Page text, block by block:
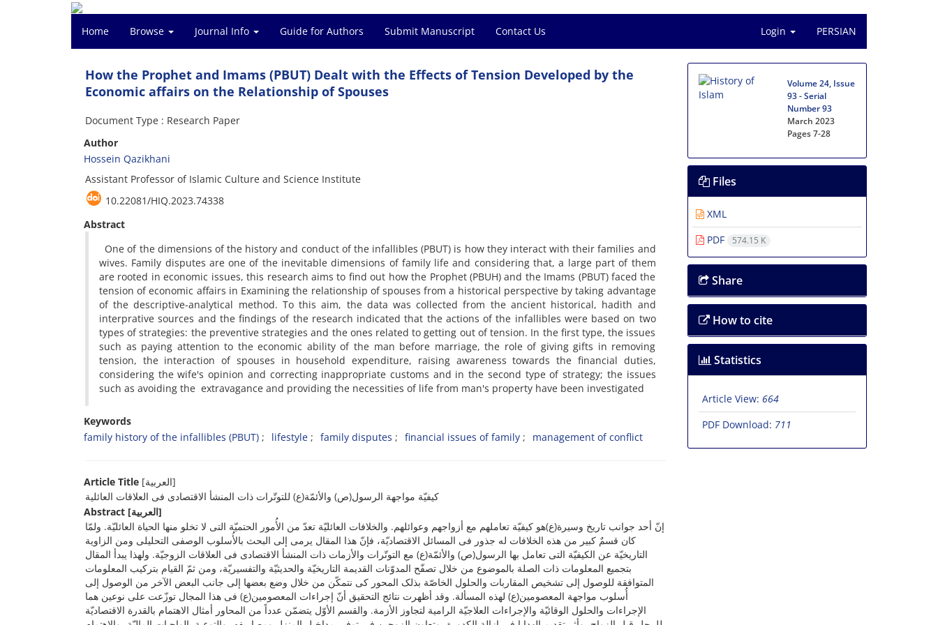
Home Browse Journal Info Guide for Authors Submit Manuscript Contact Us Login PERSIAN
How the Prophet and Imams (PBUT) Dealt with the Effects of Tension Developed by the
Economic affairs on the Relationship of Spouses
Document Type : Research Paper
Author
Hossein Qazikhani
Assistant Professor of Islamic Culture and Science Institute
10.22081/HIQ.2023.74338
Abstract
One of the dimensions of the history and conduct of the infallibles (PBUT) is how they interact with their families and
wives. Family disputes are one of the inevitable dimensions of family life and considering that, a large part of them
are rooted in economic issues, this research aims to find out how the Prophet (PBUH) and the Imams (PBUT) faced the
tension of economic affairs in Examining the relationship of spouses from a historical perspective by taking advantage
of the descriptive-analytical method. To this aim, the data was collected from the ancient historical, hadith and
interprative sources and the findings of the research indicated that the actions of the infallibles were based on two
types of strategies: the preventive strategies and the ones related to getting out of tension. In the first type, the issues
such as paying attention to the economic ability of the man before marriage, the role of giving gifts in removing
tension, the interaction of spouses in household expenditure, raising awareness towards the financial duties,
considering the wife's opinion and correcting inappropriate customs and in the second type of strategy; the issues
such as avoiding the extravagance and providing the necessities of life from man's property have been investigated
Keywords
family history of the infallibles (PBUT)
lifestyle family disputes financial issues of family management of conflict
Article Title
[العربیة]
کیفیّة مواجهة الرسول(ص) والأئمّة(ع) للتوتّرات ذات المنشأ الاقتصادی فی العلاقات العائلیة
Abstract
[العربیة]
إنّ أحد جوانب تاریخ وسیرة(ع)هو کیفیّة تعاملهم مع أزواجهم وعوائلهم. والخلافات العائلیّة تعدّ من الأُمور الحتمیّة التی لا تخلو منها الحیاة العائلیّة. ولمّا
کان قسمٌ کبیر من هذه الخلافات له جذور فی المسائل الاقتصادیّة، فإنّ هذا المقال یرمی إلى البحث بالأُسلوب الوصفی التحلیلی ومن الزاویة
التاریخیّة عن الکیفیّة التی تعامل بها الرسول(ص) والأئمّة(ع) مع التوتّرات والأزمات ذات المنشأ الاقتصادی فی العلاقات الزوجیّة. ولهذا یبدأ المقال
بتجمیع المعلومات ذات الصلة بالموضوع من خلال تصفّح المدوّنات القدیمة التاریخیّة والحدیثیّة والتفسیریّة، ومن ثمّ القیام بترکیب المعلومات
المتوافقة للوصول إلى تشخیص المقاربات والحلول الخاصّة بذلک المحور کی نتمکّن من خلال وضع بعضها إلى جانب البعض الآخر من الوصول إلى
أُسلوب مواجهة المعصومین(ع) لهذه المسألة. وقد أظهرت نتائج التحقیق أنّ إجراءات المعصومین(ع) فی هذا المجال توزّعت على نوعین هما
الإجراءات والحلول الوقائیّة والإجراءات العلاجیّة الرامیة لتجاوز الأزمة. والقسم الأوّل یتضمّن عدداً من المحاور أمثال الاهتمام بالقدرة الاقتصادیّة
Volume 24, Issue
93 - Serial
Number 93
March 2023
Pages7-28
Files
XML
PDF
574.15 K
Share
How to cite
Statistics
Article View: 664
PDF Download: 711